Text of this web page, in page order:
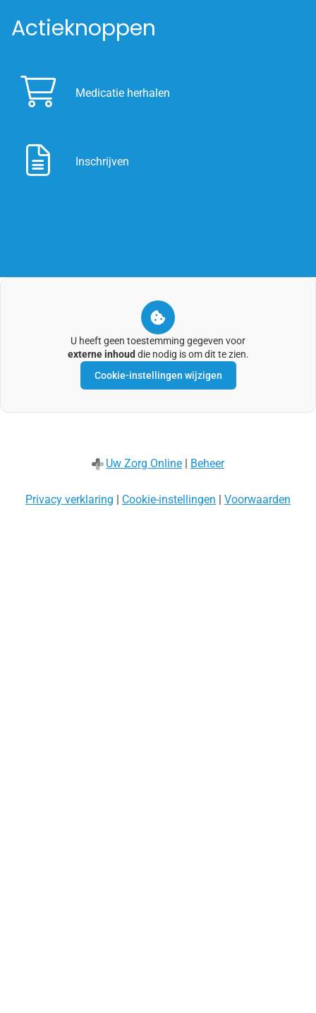
Actieknoppen
Medicatie herhalen
Inschrijven
U heeft geen toestemming gegeven voor
externe inhoud die nodig is om dit te zien.
Cookie-instellingen wijzigen
Uw Zorg Online | Beheer
Privacy verklaring | Cookie-instellingen | Voorwaarden